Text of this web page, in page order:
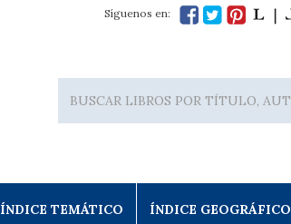
Síguenos en:
ÍNDICE TEMÁTICO ÍNDICE GEOGRÁFICO